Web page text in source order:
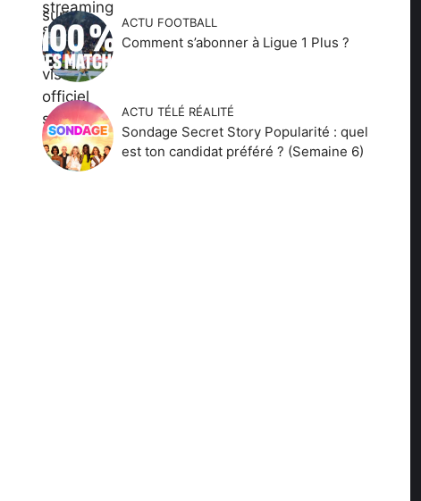
ACTU FOOTBALL
Comment s’abonner à Ligue 1 Plus ?
ACTU TÉLÉ RÉALITÉ
Sondage Secret Story Popularité : quel
est ton candidat préféré ? (Semaine 6)